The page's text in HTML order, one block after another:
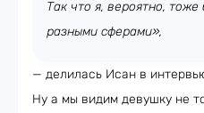
Так что я, вероятно, тоже
разными сферами»,
— делилась Исан в
Ну а мы видим девушку не